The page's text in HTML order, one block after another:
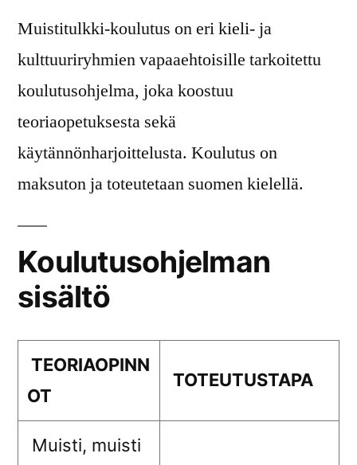
Muistitulkki-koulutus on eri kieli- ja
kulttuuriryhmien vapaaehtoisille tarkoitettu
koulutusohjelma, joka koostuu
teoriaopetuksesta sekä
käytännönharjoittelusta. Koulutus on
maksuton ja toteutetaan suomen kielellä.
Koulutusohjelman
sisältö
TEORIAOPINN
OT
TOTEUTUSTAPA
Muisti, muisti